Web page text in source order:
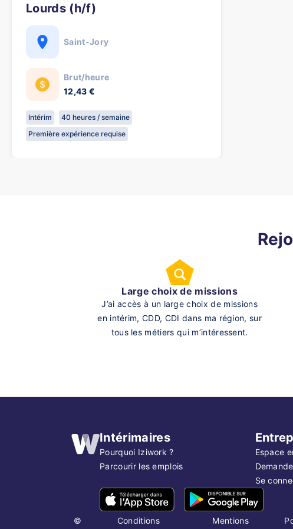
Lourds (h/f)
Saint-Jory
Brut/heure
12,43 €
Intérim
40 heures / semaine
Première expérience requise
Large choix de missions
J’ai accès à un large choix de missions
en intérim, CDD, CDI dans ma région, sur
tous les métiers qui m’intéressent.
Intérimaires
Pourquoi Iziwork ?
Parcourir les emplois
Espace
Se
© Conditions Mentions